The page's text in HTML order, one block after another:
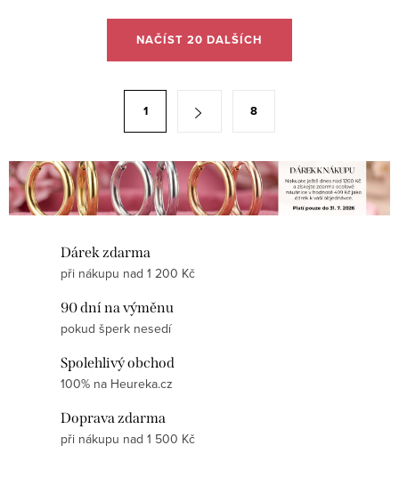
c
í
p
NAČÍST 20 DALŠÍCH
á
n
k
1 8
Dárek zdarma
při nákupu nad 1 200 Kč
90 dní na výměnu
pokud šperk nesedí
Spolehlivý obchod
100% na Heureka.cz
Doprava zdarma
při nákupu nad 1 500 Kč